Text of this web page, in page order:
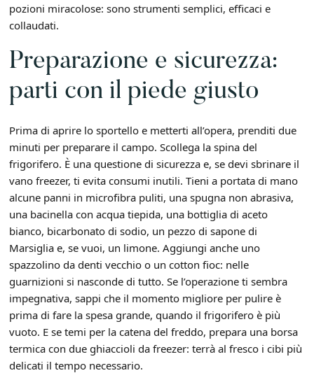
pozioni miracolose: sono strumenti semplici, efficaci e
collaudati.
Preparazione e sicurezza:
parti con il piede giusto
Prima di aprire lo sportello e metterti all’opera, prenditi due
minuti per preparare il campo. Scollega la spina del
frigorifero. È una questione di sicurezza e, se devi sbrinare il
vano freezer, ti evita consumi inutili. Tieni a portata di mano
alcune panni in microfibra puliti, una spugna non abrasiva,
una bacinella con acqua tiepida, una bottiglia di aceto
bianco, bicarbonato di sodio, un pezzo di sapone di
Marsiglia e, se vuoi, un limone. Aggiungi anche uno
spazzolino da denti vecchio o un cotton fioc: nelle
guarnizioni si nasconde di tutto. Se l’operazione ti sembra
impegnativa, sappi che il momento migliore per pulire è
prima di fare la spesa grande, quando il frigorifero è più
vuoto. E se temi per la catena del freddo, prepara una borsa
termica con due ghiaccioli da freezer: terrà al fresco i cibi più
delicati il tempo necessario.